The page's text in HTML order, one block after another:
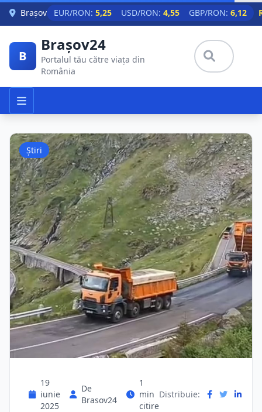
Skip to main content
Brașov EUR/RON: 5,25 USD/RON: 4,55 GBP/RON: 6,12
B
Brașov24
Portalul tău către viața din
România
Știri
19
iunie
2025
De
Brasov24
1
min
citire
Distribuie: